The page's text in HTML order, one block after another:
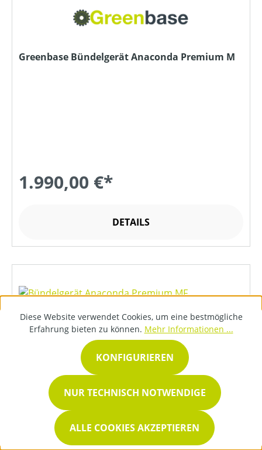
Greenbase Bündelgerät Anaconda Premium M
1.990,00 €*
DETAILS
Diese Website verwendet Cookies, um eine bestmögliche
Erfahrung bieten zu können. Mehr Informationen ...
NUR TECHNISCH NOTWENDIGE
KONFIGURIEREN
ALLE COOKIES AKZEPTIEREN